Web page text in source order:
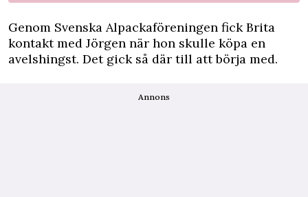
Genom Svenska Alpackaföreningen fick Brita
kontakt med Jörgen när hon skulle köpa en
avelshingst. Det gick så där till att börja med.
Annons